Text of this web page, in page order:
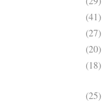
(41)
(27)
(20)
(18)
(25)